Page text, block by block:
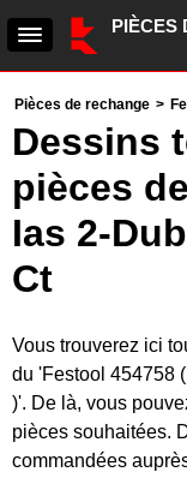
PIÈCES
Pièces de rechange >
Dessins
pièces
Ias 2-
Ct
Vous trouverez ici
du 'Festool 454758
)'. De là, vous
pièces souhaitées.
commandées